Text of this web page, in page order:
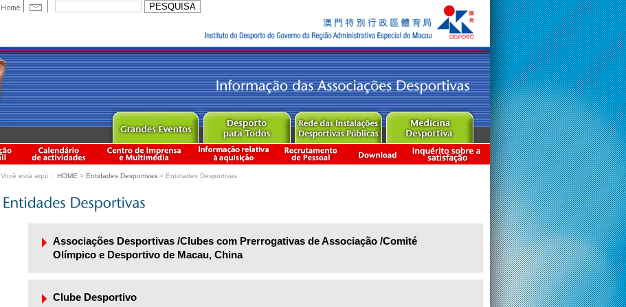
Você está aqui： HOME > Entidades Desportivas > Entidades Desportivas
Associações Desportivas /Clubes com Prerrogativas de Associação /Comité
Olímpico e Desportivo de Macau, China
Clube Desportivo